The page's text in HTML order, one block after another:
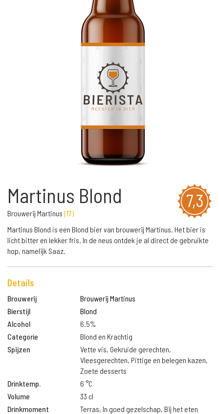
7,3
Martinus Blond
Brouwerij Martinus(17)
Martinus Blond is een Blond bier van brouwerij Martinus. Het bier is
licht bitter en lekker fris. In de neus ontdek je al direct de gebruikte
hop, namelijk Saaz.
Details
Brouwerij
Brouwerij Martinus
Bierstijl
Blond
Alcohol
6.5%
Categorie
Blond en Krachtig
Spijzen
Vette vis, Gekruide gerechten,
Vleesgerechten, Pittige en belegen kazen,
Zoete desserts
Drinktemp.
6 °C
Volume
33 cl
Drinkmoment
Terras, In goed gezelschap, Bij het eten